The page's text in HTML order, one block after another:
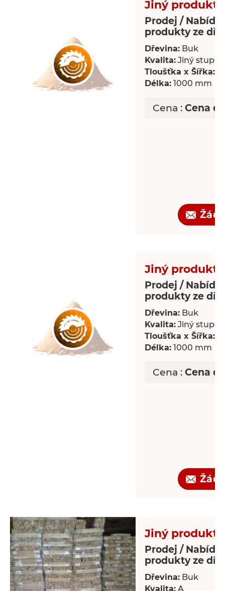
Jiný produkt
Prodej /
produkty ze
Dřevina: Buk
Kvalita: Jiný
Tloušťka x Šířka:
Délka: 1000 mm
Cena : Cena
Jiný produkt
Prodej /
produkty ze
Dřevina: Buk
Kvalita: Jiný
Tloušťka x Šířka:
Délka: 1000 mm
Cena : Cena
Jiný produkt
Prodej /
produkty ze
Dřevina: Buk
Kvalita: A